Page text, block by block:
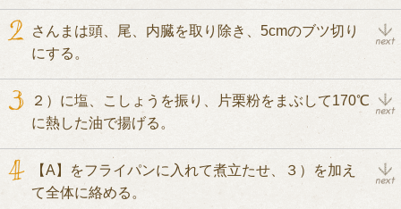
さんまは頭、尾、内臓を取り除き、5cmのブツ切り
にする。
２）に塩、こしょうを振り、片栗粉をまぶして170℃
に熱した油で揚げる。
【A】をフライパンに入れて煮立たせ、３）を加え
て全体に絡める。